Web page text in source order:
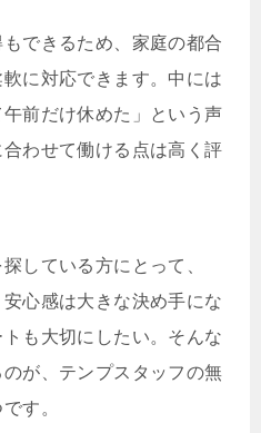
できるため、家庭の都合
に対応できます。中には
午前だけ休めた」という声
わせて働ける点は高く評
している方にとって、
安心感は大きな決め手にな
も大切にしたい。そんな
が、テンプスタッフの無
す。